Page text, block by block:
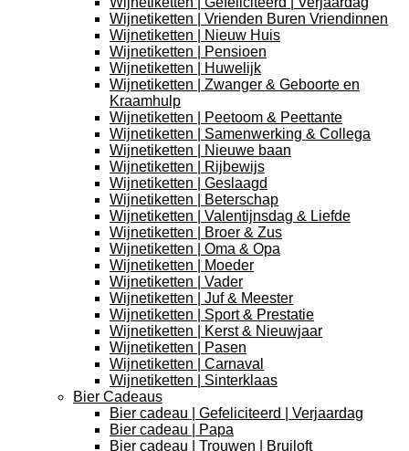
Wijnetiketten | Vrienden Buren Vriendinnen
Wijnetiketten | Nieuw Huis
Wijnetiketten | Pensioen
Wijnetiketten | Huwelijk
Wijnetiketten | Zwanger & Geboorte en
Kraamhulp
Wijnetiketten | Peetoom & Peettante
Wijnetiketten | Samenwerking & Collega
Wijnetiketten | Nieuwe baan
Wijnetiketten | Rijbewijs
Wijnetiketten | Geslaagd
Wijnetiketten | Beterschap
Wijnetiketten | Valentijnsdag & Liefde
Wijnetiketten | Broer & Zus
Wijnetiketten | Oma & Opa
Wijnetiketten | Moeder
Wijnetiketten | Vader
Wijnetiketten | Juf & Meester
Wijnetiketten | Sport & Prestatie
Wijnetiketten | Kerst & Nieuwjaar
Wijnetiketten | Pasen
Wijnetiketten | Carnaval
Wijnetiketten | Sinterklaas
Bier Cadeaus
Bier cadeau | Gefeliciteerd | Verjaardag
Bier cadeau | Papa
Bier cadeau | Trouwen | Bruiloft